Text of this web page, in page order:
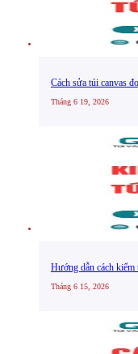
Cách sửa túi canvas
Tháng 6 19, 2026
Hướng dẫn cách
Tháng 6 15, 2026